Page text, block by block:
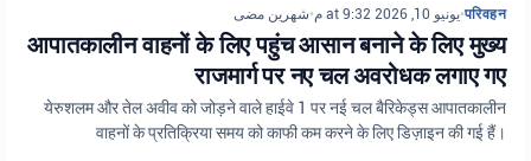
परिवहन
•يونيو 10, 2026 at 9:32 م •شهرين مضى
आपातकालीन वाहनों के लिए पहुंच आसान बनाने के लिए मुख्य
राजमार्ग पर नए चल अवरोधक लगाए गए
येरुशलम और तेल अवीव को जोड़ने वाले हाईवे 1 पर नई चल बैरिकेड्स आपातकालीन
वाहनों के प्रतिक्रिया समय को काफी कम करने के लिए डिज़ाइन की गई हैं।